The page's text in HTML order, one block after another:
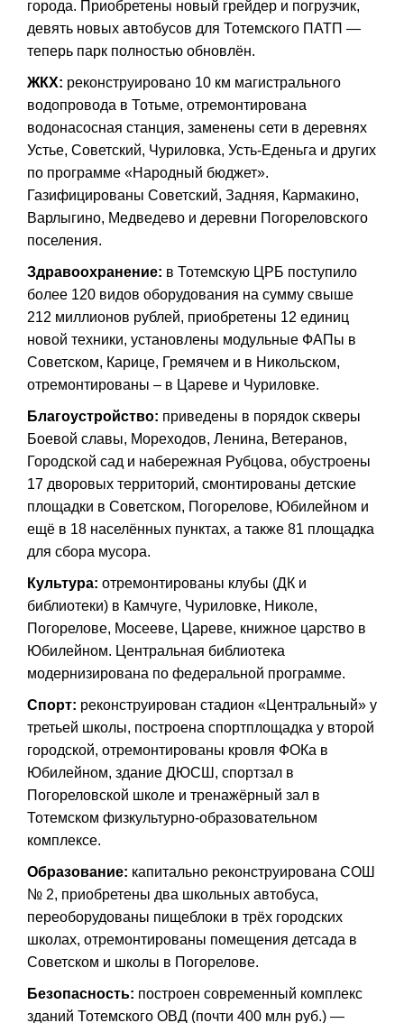
города. Приобретены новый грейдер и погрузчик,
девять новых автобусов для Тотемского ПАТП —
теперь парк полностью обновлён.
ЖКХ: реконструировано 10 км магистрального
водопровода в Тотьме, отремонтирована
водонасосная станция, заменены сети в деревнях
Устье, Советский, Чуриловка, Усть-Еденьга и других
по программе «Народный бюджет».
Газифицированы Советский, Задняя, Кармакино,
Варлыгино, Медведево и деревни Погореловского
поселения.
Здравоохранение: в Тотемскую ЦРБ поступило
более 120 видов оборудования на сумму свыше
212 миллионов рублей, приобретены 12 единиц
новой техники, установлены модульные ФАПы в
Советском, Карице, Гремячем и в Никольском,
отремонтированы – в Цареве и Чуриловке.
Благоустройство: приведены в порядок скверы
Боевой славы, Мореходов, Ленина, Ветеранов,
Городской сад и набережная Рубцова, обустроены
17 дворовых территорий, смонтированы детские
площадки в Советском, Погорелове, Юбилейном и
ещё в 18 населённых пунктах, а также 81 площадка
для сбора мусора.
Культура: отремонтированы клубы (ДК и
библиотеки) в Камчуге, Чуриловке, Николе,
Погорелове, Мосееве, Цареве, книжное царство в
Юбилейном. Центральная библиотека
модернизирована по федеральной программе.
Спорт: реконструирован стадион «Центральный» у
третьей школы, построена спортплощадка у второй
городской, отремонтированы кровля ФОКа в
Юбилейном, здание ДЮСШ, спортзал в
Погореловской школе и тренажёрный зал в
Тотемском физкультурно-образовательном
комплексе.
Образование: капитально реконструирована СОШ
№ 2, приобретены два школьных автобуса,
переоборудованы пищеблоки в трёх городских
школах, отремонтированы помещения детсада в
Советском и школы в Погорелове.
Безопасность: построен современный комплекс
зданий Тотемского ОВД (почти 400 млн руб.) —